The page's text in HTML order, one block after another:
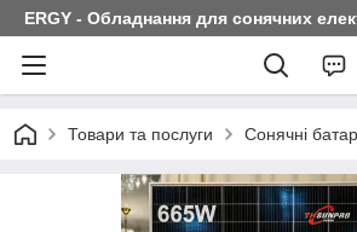
ERGY - Обладнання для сонячних
Товари та послуги Сонячні